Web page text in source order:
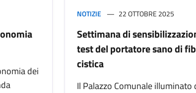
dei
NOTIZIE 22 OTTOBRE 2025
Settimana di
test del portatore sano di
cistica
Il Palazzo Comunale illuminato